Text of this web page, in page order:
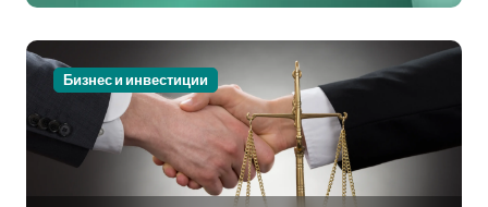
Бизнес и инвестиции